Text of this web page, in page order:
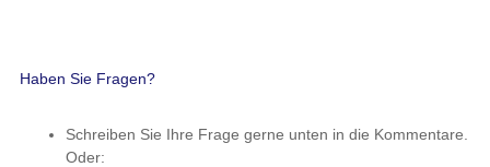
Haben Sie Fragen?
Schreiben Sie Ihre Frage gerne unten in die Kommentare.
Oder: